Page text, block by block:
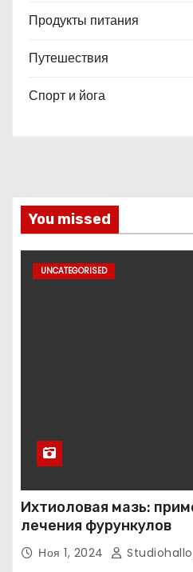
Продукты питания
Путешествия
Спорт и йога
You missed
UNCATEGORISED
Ихтиоловая мазь:
лечения фурункулов
Ноя 1, 2024 Studiohallo_